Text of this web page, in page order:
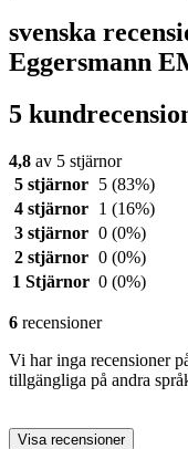
svenska
Eggersmann
5
4,8 av 5 stjärnor
5 stjärnor
5 (83%)
4 stjärnor
1 (16%)
3 stjärnor 0 (0%)
2 stjärnor 0 (0%)
1 Stjärnor 0 (0%)
6 recensioner
Vi har inga recensioner
tillgängliga på andra
Visa recensioner